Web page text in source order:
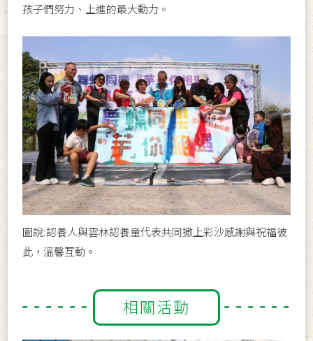
孩子們努力、上進的最大動力。
圖說:認養人與雲林認養童代表共同撒上彩沙感謝與祝福彼
此，溫馨互動。
相關活動